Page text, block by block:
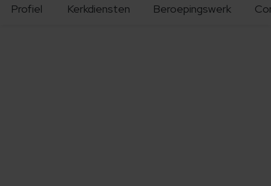
Profiel Kerkdiensten Beroepingswerk